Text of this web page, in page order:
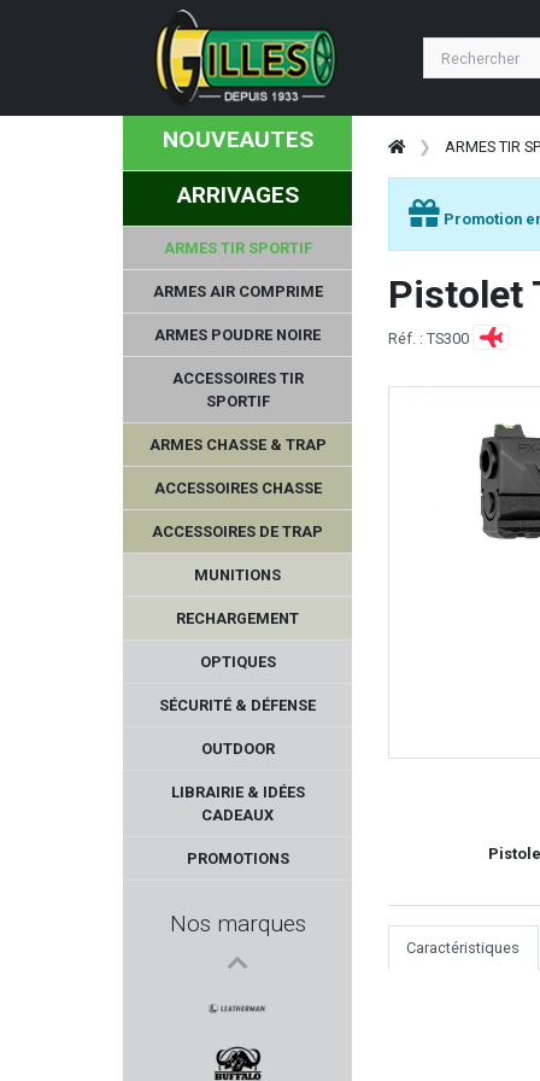
NOUVEAUTES
ARRIVAGES
ARMES TIR SPORTIF
ARMES AIR COMPRIME
ARMES POUDRE NOIRE
ACCESSOIRES TIR
SPORTIF
ARMES CHASSE & TRAP
ACCESSOIRES CHASSE
ACCESSOIRES DE TRAP
MUNITIONS
RECHARGEMENT
OPTIQUES
SÉCURITÉ & DÉFENSE
OUTDOOR
LIBRAIRIE & IDÉES
CADEAUX
PROMOTIONS
Nos marques
SPORTDOG
LEATHERMAN
ARMES TIR
Promotion
Pistolet
Réf. : TS300
Caractéristiques